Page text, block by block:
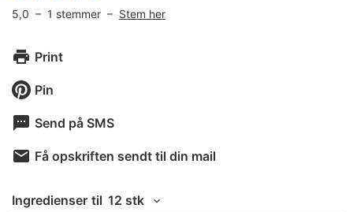
5,0 – 1 stemmer – Stem her
Print
Pin
Send på SMS
Få opskriften sendt til din mail
Ingredienser til 12 stk